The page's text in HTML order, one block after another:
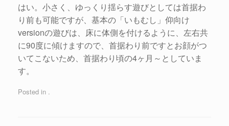
はい。小さく、ゆっくり揺らす遊びとしては首据わ
り前も可能ですが、基本の「いもむし」仰向け
versionの遊びは、床に体側を付けるように、左右共
に90度に傾けますので、首据わり前ですとお顔がつ
いてこないため、首据わり頃の4ヶ月～としていま
す。
Posted in .